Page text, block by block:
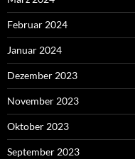
Februar 2024
Januar 2024
Dezember 2023
November 2023
Oktober 2023
September 2023